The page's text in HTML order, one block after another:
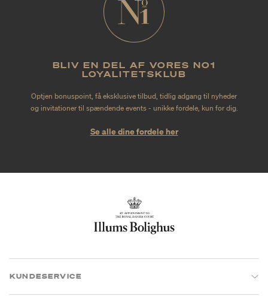
BLIV EN DEL AF VORES NO1
LOYALITETSKLUB
Optjen bonuspoint, få eksklusive tilbud, tidlig adgang til nyheder
og invitationer til spændende events - unikke fordele, kun for dig.
Se alle dine fordele her
KUNDESERVICE